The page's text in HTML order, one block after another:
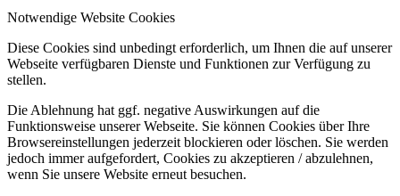
Notwendige Website Cookies
Diese Cookies sind unbedingt erforderlich, um Ihnen die auf unserer
Webseite verfügbaren Dienste und Funktionen zur Verfügung zu
stellen.
Die Ablehnung hat ggf. negative Auswirkungen auf die
Funktionsweise unserer Webseite. Sie können Cookies über Ihre
Browsereinstellungen jederzeit blockieren oder löschen. Sie werden
jedoch immer aufgefordert, Cookies zu akzeptieren / abzulehnen,
wenn Sie unsere Website erneut besuchen.